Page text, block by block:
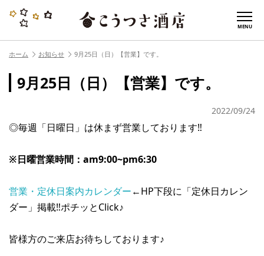
MENU
ホーム お知らせ 9月25日（日）【営業】です。
9月25日（日）【営業】です。
2022/09/24
◎毎週「日曜日」は休まず営業しております‼︎
※日曜営業時間：am9:00~pm6:30
営業・定休日案内カレンダー←HP下段に「定休日カレン
ダー」掲載‼︎ポチッとClick♪
皆様方のご来店お待ちしております♪